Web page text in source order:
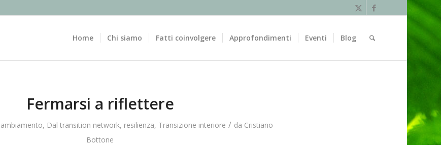
Home Chi siamo Fatti coinvolgere Approfondimenti Eventi Blog
Fermarsi a riflettere
, Dal transition network, resilienza, Transizione interiore / da Cristiano
Bottone